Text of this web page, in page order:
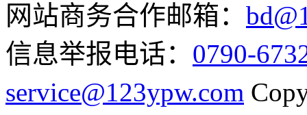
网站商务合作邮箱：
信息举报电话： 0790-
service@123ypw.com